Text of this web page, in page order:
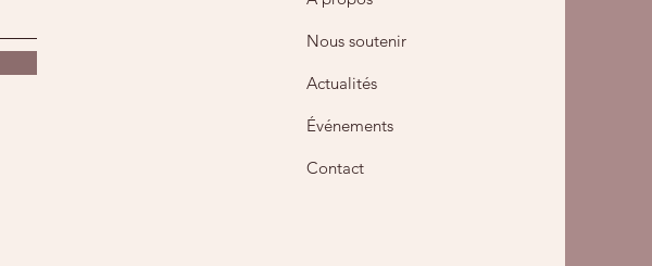
Nous soutenir
Actualités
Événements
Contact